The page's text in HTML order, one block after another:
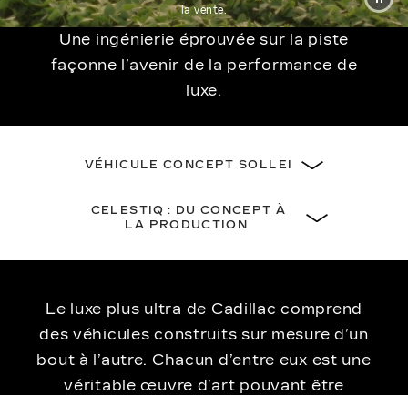
la vente.
Une ingénierie éprouvée sur la piste
façonne l’avenir de la performance de
luxe.
VÉHICULE CONCEPT SOLLEI
CELESTIQ : DU CONCEPT À
LA PRODUCTION
Le luxe plus ultra de Cadillac comprend
des véhicules construits sur mesure d’un
bout à l’autre. Chacun d’entre eux est une
véritable œuvre d’art pouvant être